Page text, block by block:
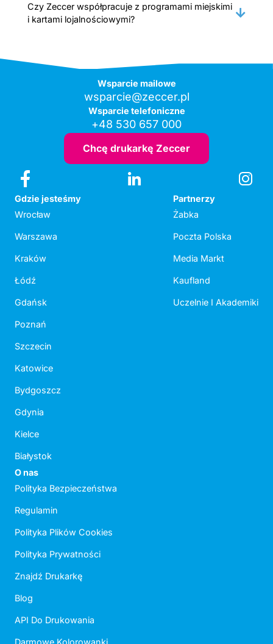
Czy Zeccer współpracuje z programami miejskimi
i kartami lojalnościowymi?
Wsparcie mailowe
wsparcie@zeccer.pl
Wsparcie telefoniczne
+48 530 657 000
Chcę drukarkę Zeccer
Gdzie jesteśmy
Wrocław
Warszawa
Kraków
Łódź
Gdańsk
Poznań
Szczecin
Katowice
Bydgoszcz
Gdynia
Kielce
Białystok
Partnerzy
Żabka
Poczta Polska
Media Markt
Kaufland
Uczelnie I Akademiki
O nas
Polityka Bezpieczeństwa
Regulamin
Polityka Plików Cookies
Polityka Prywatności
Znajdź Drukarkę
Blog
API Do Drukowania
Darmowe Kolorowanki